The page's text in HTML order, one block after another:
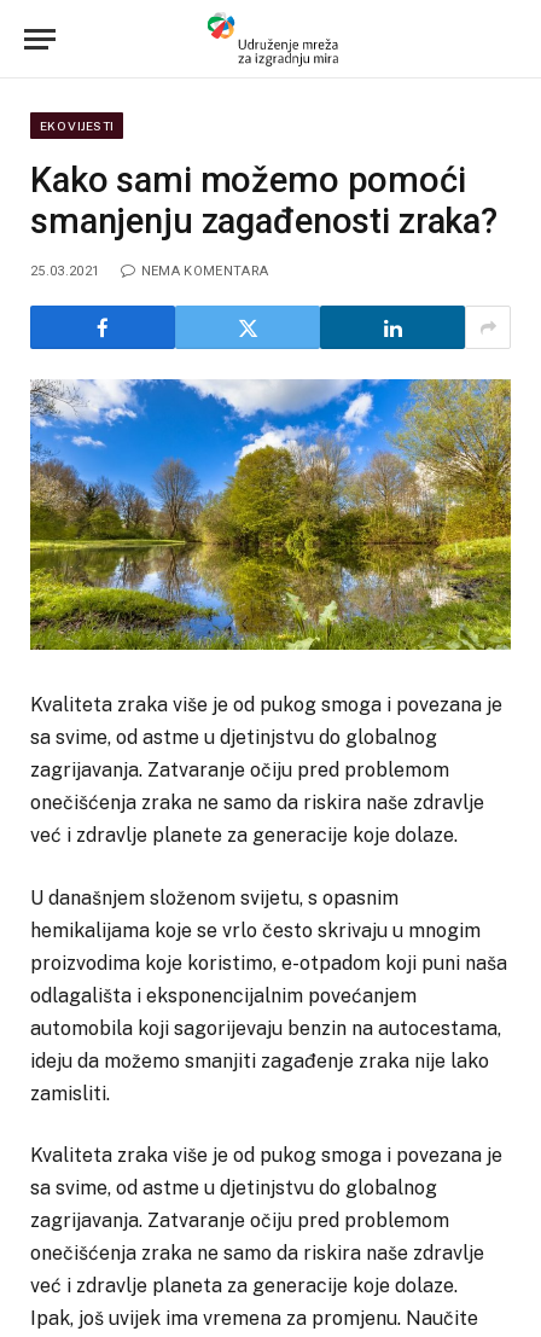
EKO VIJESTI
Kako sami možemo pomoći
smanjenju zagađenosti zraka?
25.03.2021 NEMA KOMENTARA
Kvaliteta zraka više je od pukog smoga i povezana je
sa svime, od astme u djetinjstvu do globalnog
zagrijavanja. Zatvaranje očiju pred problemom
onečišćenja zraka ne samo da riskira naše zdravlje
već i zdravlje planete za generacije koje dolaze.
U današnjem složenom svijetu, s opasnim
hemikalijama koje se vrlo često skrivaju u mnogim
proizvodima koje koristimo, e-otpadom koji puni naša
odlagališta i eksponencijalnim povećanjem
automobila koji sagorijevaju benzin na autocestama,
ideju da možemo smanjiti zagađenje zraka nije lako
zamisliti.
Kvaliteta zraka više je od pukog smoga i povezana je
sa svime, od astme u djetinjstvu do globalnog
zagrijavanja. Zatvaranje očiju pred problemom
onečišćenja zraka ne samo da riskira naše zdravlje
već i zdravlje planeta za generacije koje dolaze.
Ipak, još uvijek ima vremena za promjenu. Naučite